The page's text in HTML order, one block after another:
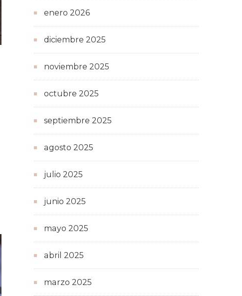
enero 2026
diciembre 2025
noviembre 2025
octubre 2025
septiembre 2025
agosto 2025
julio 2025
junio 2025
mayo 2025
abril 2025
marzo 2025